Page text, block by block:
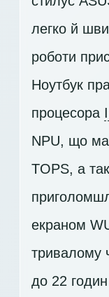
легко й
роботи
Ноутбук
процесора
NPU, що
TOPS, а
екраном
тривалому
до 22